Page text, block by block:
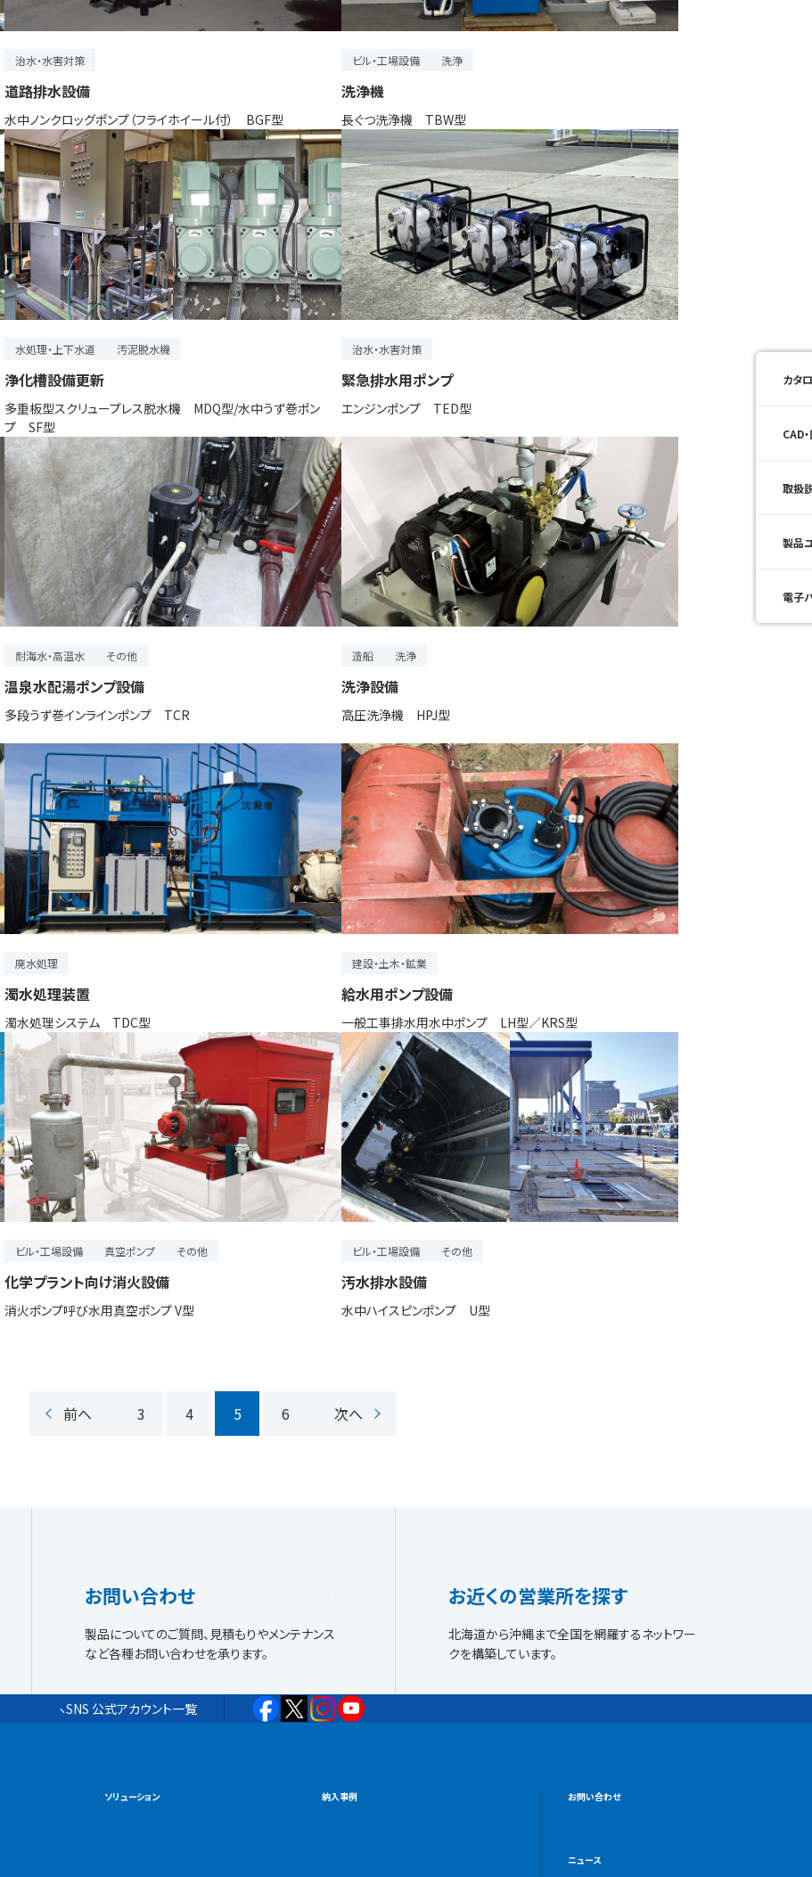
治水・水害対策
道路排水設備
水中ノンクロッグポンプ（フライホイール付） BGF型
ビル・工場設備 洗浄
洗浄機
長ぐつ洗浄機 TBW型
水処理・上下水道 汚泥脱水機
浄化槽設備更新
多重板型スクリュープレス脱水機 MDQ型/水中うず巻ポン
プ SF型
治水・水害対策
緊急排水用ポンプ
エンジンポンプ TED型
耐海水・高温水 その他
温泉水配湯ポンプ設備
多段うず巻インラインポンプ TCR
造船 洗浄
洗浄設備
高圧洗浄機 HPJ型
廃水処理
濁水処理装置
濁水処理システム TDC型
建設・土木・鉱業
給水用ポンプ設備
一般工事排水用水中ポンプ LH型／KRS型
ビル・工場設備 真空ポンプ その他
化学プラント向け消火設備
消火ポンプ呼び水用真空ポンプ V型
ビル・工場設備 その他
汚水排水設備
水中ハイスピンポンプ U型
前へ 3 4 5 6 次へ
お問い合わせ
製品についてのご質問、見積もりやメンテナンス
など各種お問い合わせを承ります。
お近くの営業所を探す
北海道から沖縄まで全国を網羅するネットワー
クを構築しています。
カタ
CAD
取扱
製品
電子
SNS 公式アカウント一覧
ソリューション 納入事例 お問い合わせ
ニュース